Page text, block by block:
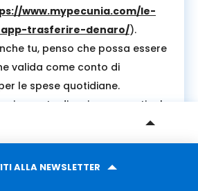
ALLA NEWSLETTER
www.mypecunia.com/le-
trasferire-denaro/).
tu, penso che possa essere
valida come conto di
le spese quotidiane.
in mente di scrivere un articolo
in un prossimo futuro.
da quale scegli, fammi poi
esperienza, perchè mi